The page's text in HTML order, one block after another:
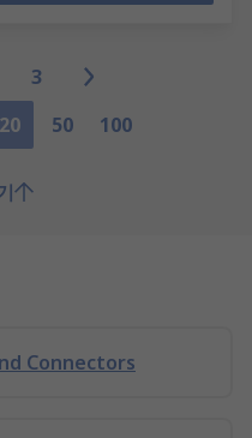
3
20 50 100
Connectors